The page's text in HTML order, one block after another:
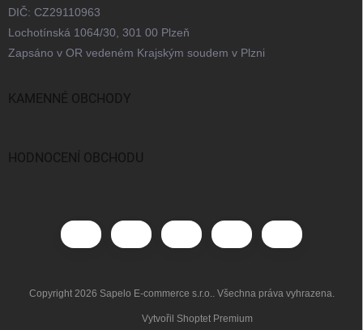
DIČ: CZ29110963
Lochotínská 1064/30, 301 00 Plzeň
Zapsáno v OR vedeném Krajským soudem v Plzni
KAMENNÉ OBCHODY
Praha
HODNOCENÍ OBCHODU
Vytvořil Shoptet Premium
Copyright 2026 Sapelo E-commerce s.r.o.. Všechna práva vyhrazena.